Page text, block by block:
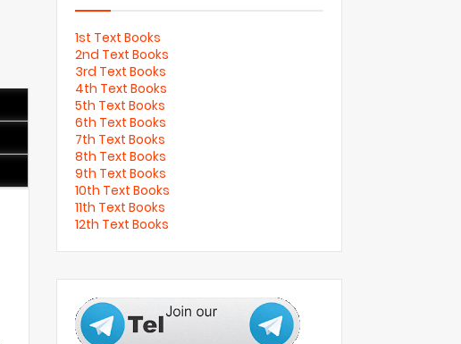
1st Text Books
2nd Text Books
3rd Text Books
4th Text Books
5th Text Books
6th Text Books
7th Text Books
8th Text Books
9th Text Books
10th Text Books
11th Text Books
12th Text Books